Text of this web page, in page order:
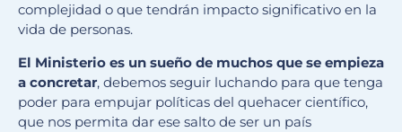
complejidad o que tendrán impacto significativo en la
vida de personas.
El Ministerio es un sueño de muchos que se empieza
a concretar, debemos seguir luchando para que tenga
poder para empujar políticas del quehacer científico,
que nos permita dar ese salto de ser un país